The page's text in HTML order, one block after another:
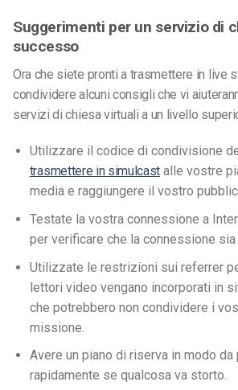
Suggerimenti per un servizio di
successo
Ora che siete pronti a trasmettere in live
condividere alcuni consigli che vi
servizi di chiesa virtuali a un livello
Utilizzare il codice di condivisione
trasmettere in simulcast alle vostre
media e raggiungere il vostro
Testate la vostra connessione a
per verificare che la connessione
Utilizzate le restrizioni sui referrer
lettori video vengano incorporati in
che potrebbero non condividere i
missione.
Avere un piano di riserva in modo
rapidamente se qualcosa va storto.